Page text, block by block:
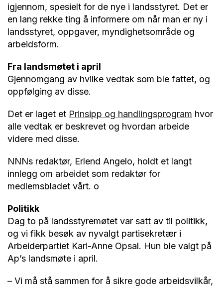
igjennom, spesielt for de nye i landsstyret. Det er
en lang rekke ting å informere om når man er ny i
landsstyret, oppgaver, myndighetsområde og
arbeidsform.
Fra landsmøtet i april
Gjennomgang av hvilke vedtak som ble fattet, og
oppfølging av disse.
Det er laget et Prinsipp og handlingsprogram hvor
alle vedtak er beskrevet og hvordan arbeide
videre med disse.
NNNs redaktør, Erlend Angelo, holdt et langt
innlegg om arbeidet som redaktør for
medlemsbladet vårt. o
Politikk
Dag to på landsstyremøtet var satt av til politikk,
og vi fikk besøk av nyvalgt partisekretær i
Arbeiderpartiet Kari-Anne Opsal. Hun ble valgt på
Ap’s landsmøte i april.
– Vi må stå sammen for å sikre gode arbeidsvilkår,